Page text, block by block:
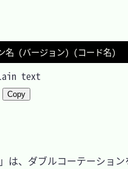
text
Copy
、ダブルコーテーション